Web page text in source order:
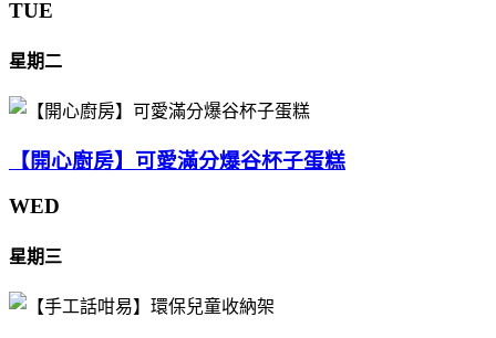
TUE
星期二
【開心廚房】可愛滿分爆谷杯子蛋糕
WED
星期三